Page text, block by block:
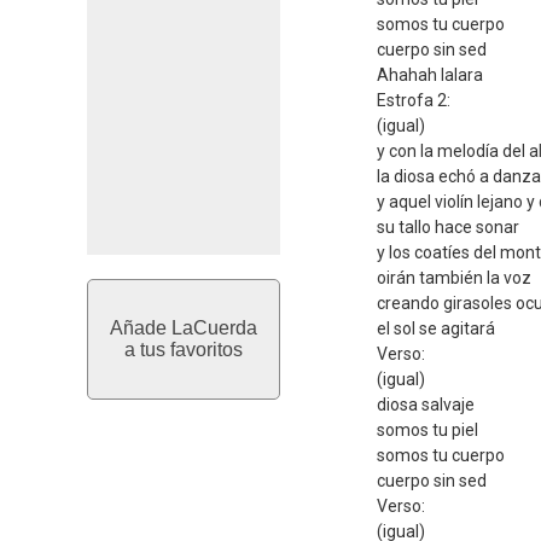
Añade LaCuerda
a tus favoritos
somos tu cuerpo
cuerpo sin sed
Ahahah lalara
Estrofa 2:
(igual)
y con la melodía del
la diosa echó a
y aquel violín lejano y
su tallo hace sonar
y los coatíes del
oirán también la voz
creando girasoles
el sol se agitará
Verso:
(igual)
diosa salvaje
somos tu piel
somos tu cuerpo
cuerpo sin sed
Verso:
(igual)